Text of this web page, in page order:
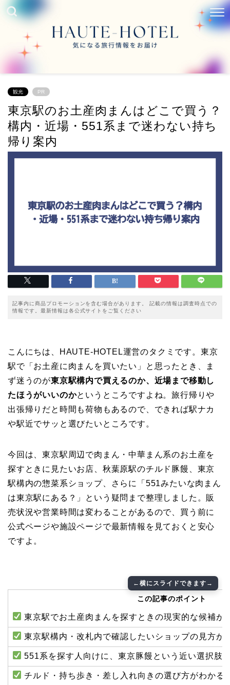
観光 PR
東京駅のお土産肉まんはどこで買う？
構内・近場・551系まで迷わない持ち
帰り案内
記事内に商品プロモーションを含む場合があります。 記載の情報は調査時点での
情報です。最新情報は各公式サイトをご覧ください
こんにちは、HAUTE-HOTEL運営のタクミです。東京
駅で「お土産に肉まんを買いたい」と思ったとき、ま
ず迷うのが東京駅構内で買えるのか、近場まで移動し
たほうがいいのかというところですよね。旅行帰りや
出張帰りだと時間も荷物もあるので、できれば駅ナカ
や駅近でサッと選びたいところです。
今回は、東京駅周辺で肉まん・中華まん系のお土産を
探すときに見たいお店、秋葉原駅のチルド豚饅、東京
駅構内の惣菜系ショップ、さらに「551みたいな肉まん
は東京駅にある？」という疑問まで整理しました。販
売状況や営業時間は変わることがあるので、買う前に
公式ページや施設ページで最新情報を見ておくと安心
ですよ。
この記事のポイント
東京駅でお土産肉まんを探すときの現実的な候補が
東京駅構内・改札内で確認したいショップの見方が
551系を探す人向けに、東京豚饅という近い選択肢
チルド・持ち歩き・差し入れ向きの選び方がわかる